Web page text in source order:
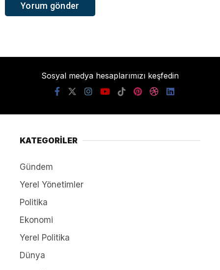
Sosyal medya hesaplarımızı keşfedin
KATEGORİLER
Gündem
Yerel Yönetimler
Politika
Ekonomi
Yerel Politika
Dünya